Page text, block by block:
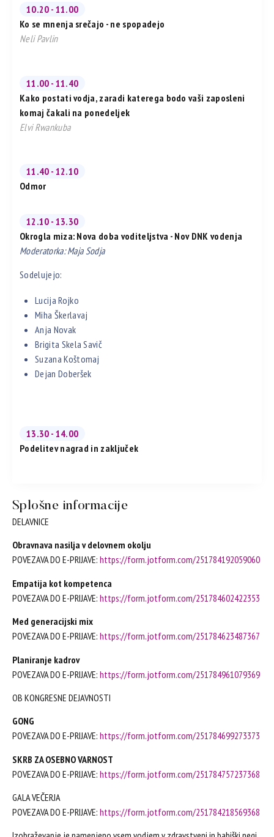
10.20 - 11.00
Ko se mnenja srečajo - ne spopadejo
Neli Pavlin
11.00 - 11.40
Kako postati vodja, zaradi katerega bodo vaši zaposleni
komaj čakali na ponedeljek
Elvi Rwankuba
11.40 - 12.10
Odmor
12.10 - 13.30
Okrogla miza: Nova doba voditeljstva - Nov DNK vodenja
Moderatorka: Maja Sodja
Sodelujejo:
Lucija Rojko
Miha Škerlavaj
Anja Novak
Brigita Skela Savič
Suzana Koštomaj
Dejan Doberšek
13.30 - 14.00
Podelitev nagrad in zaključek
Splošne informacije
DELAVNICE
Obravnava nasilja v delovnem okolju
POVEZAVA DO E-PRIJAVE: https://form.jotform.com/251784192059060
Empatija kot kompetenca
POVEZAVA DO E-PRIJAVE: https://form.jotform.com/251784602422353
Med generacijski mix
POVEZAVA DO E-PRIJAVE: https://form.jotform.com/251784623487367
Planiranje kadrov
POVEZAVA DO E-PRIJAVE: https://form.jotform.com/251784961079369
OB KONGRESNE DEJAVNOSTI
GONG
POVEZAVA DO E-PRIJAVE: https://form.jotform.com/251784699273373
SKRB ZA OSEBNO VARNOST
POVEZAVA DO E-PRIJAVE: https://form.jotform.com/251784757237368
GALA VEČERJA
POVEZAVA DO E-PRIJAVE: https://form.jotform.com/251784218569368